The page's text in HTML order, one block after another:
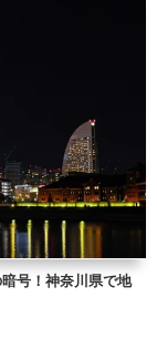
号！神奈川県で地